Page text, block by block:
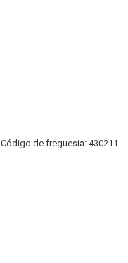
Código de freguesia: 430211